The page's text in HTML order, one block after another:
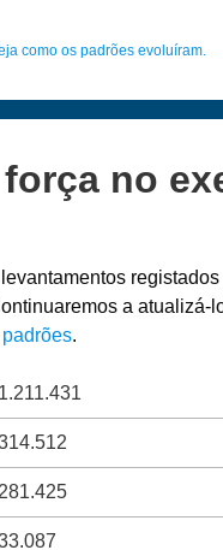
como os padrões evoluíram.
no
a atualizá-
.
1.211.431
281.425